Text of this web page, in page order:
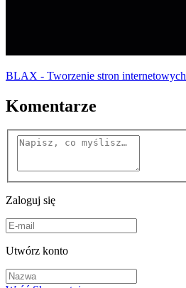
BLAX - Tworzenie stron internetowych
Komentarze
Zaloguj się
Utwórz konto